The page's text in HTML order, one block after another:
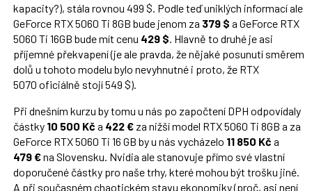
kapacity?), stála rovnou 499 $. Podle teď uniklých informací ale
GeForce RTX 5060 Ti 8GB bude jenom za 379 $ a GeForce RTX
5060 Ti 16GB bude mít cenu 429 $ . Hlavně to druhé je asi
příjemné překvapení (je ale pravda, že nějaké posunutí směrem
dolů u tohoto modelu bylo nevyhnutné i proto, že RTX
5070 oficiálně stojí 549 $).
Při dnešním kurzu by tomu u nás po započtení DPH odpovídaly
částky 10 500 Kč a 422 €za nižší model RTX 5060 Ti 8GB a za
GeForce RTX 5060 Ti 16 GB by u nás vycházelo 11 850 Kč a
479 €na Slovensku. Nvidia ale stanovuje přímo své vlastní
doporučené částky pro naše trhy, které mohou být trošku jiné.
A při současném chaotickém stavu ekonomiky (proč, asi není